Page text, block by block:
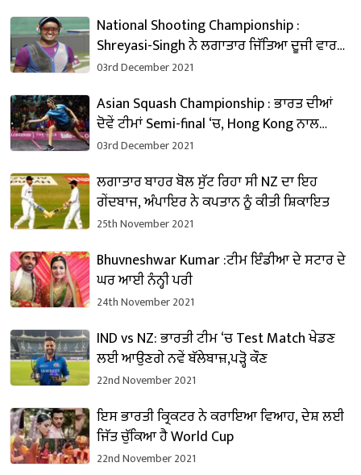
National Shooting Championship :
Shreyasi-Singh ਨੇ ਲਗਾਤਾਰ ਜਿੱਤਿਆ ਦੂਜੀ ਵਾਰ
ਖਿਤਾਬ
03rd December 2021
Asian Squash Championship : ਭਾਰਤ ਦੀਆਂ
ਦੋਵੇਂ ਟੀਮਾਂ Semi-final ‘ਚ, Hong Kong ਨਾਲ
ਹੋਵੇਗਾ ਸਾਹਮਣਾ
03rd December 2021
ਲਗਾਤਾਰ ਬਾਹਰ ਬੋਲ ਸੁੱਟ ਰਿਹਾ ਸੀ NZ ਦਾ ਇਹ
ਗੇਂਦਬਾਜ, ਅੰਪਾਇਰ ਨੇ ਕਪਤਾਨ ਨੂੰ ਕੀਤੀ ਸ਼ਿਕਾਇਤ
25th November 2021
Bhuvneshwar Kumar :ਟੀਮ ਇੰਡੀਆ ਦੇ ਸਟਾਰ ਦੇ
ਘਰ ਆਈ ਨੰਨ੍ਹੀ ਪਰੀ
24th November 2021
IND vs NZ: ਭਾਰਤੀ ਟੀਮ ‘ਚ Test Match ਖੇਡਣ
ਲਈ ਆਉਣਗੇ ਨਵੇਂ ਬੱਲੇਬਾਜ਼,ਪੜ੍ਹੋ ਕੌਣ
22nd November 2021
ਇਸ ਭਾਰਤੀ ਕ੍ਰਿਕਟਰ ਨੇ ਕਰਾਇਆ ਵਿਆਹ, ਦੇਸ਼ ਲਈ
ਜਿੱਤ ਚੁੱਕਿਆ ਹੈ World Cup
22nd November 2021